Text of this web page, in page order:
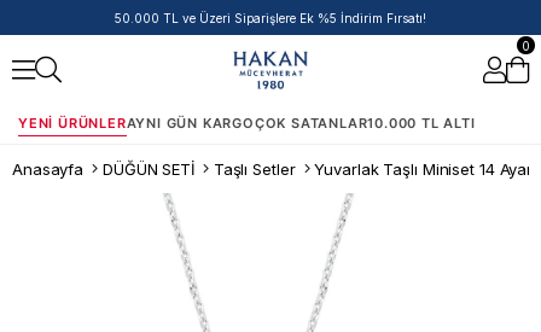
14 Ayar Ürünlerde Havale/EFT İndirimi
0
YENI ÜRÜNLERAYNI GÜN KARGOÇOK SATANLAR10.000 TL ALTI
Anasayfa DÜĞÜN SETİ Taşlı Setler Yuvarlak Taşlı Miniset 14 Ayar